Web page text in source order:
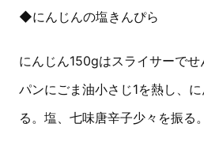
◆にんじんの塩きんぴら
にんじん150gはスライサーで
パンにごま油小さじ1を熱し、
る。塩、七味唐辛子少々を振る。